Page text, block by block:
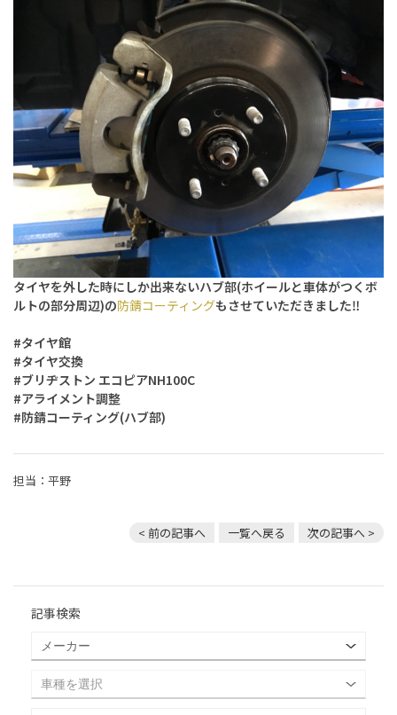
タイヤを外した時にしか出来ないハブ部(ホイールと車体がつくボ
ルトの部分周辺)の防錆コーティングもさせていただきました‼️
#タイヤ館
#タイヤ交換
#ブリヂストン エコピアNH100C
#アライメント調整
#防錆コーティング(ハブ部)
担当：平野
< 前の記事へ 一覧へ戻る 次の記事へ >
記事検索